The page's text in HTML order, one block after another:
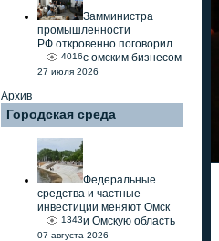
Замминистра
промышленности
РФ откровенно поговорил
с омским бизнесом
4016
27 июля 2026
Архив
Городская среда
Федеральные
средства и частные
инвестиции меняют Омск
и Омскую область
1343
07 августа 2026